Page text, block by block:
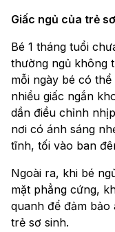
Giấc ngủ của trẻ
Bé 1 tháng tuổi
thường ngủ không
mỗi ngày bé có
nhiều giấc ngắn
dần điều chỉnh
nơi có ánh sáng
tĩnh, tối vào ban
Ngoài ra, khi bé
mặt phẳng cứng,
quanh để đảm
trẻ sơ sinh.